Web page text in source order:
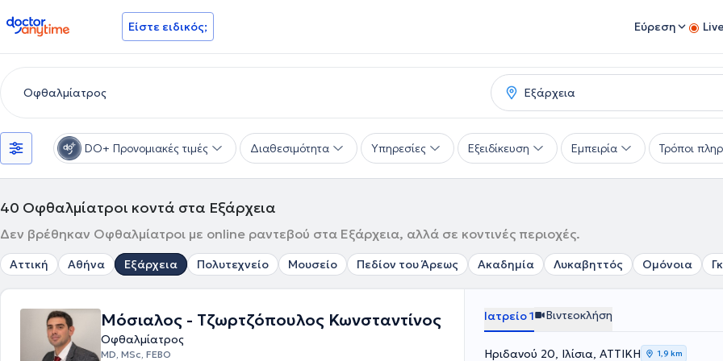
doctoranytime Είστε ειδικός; Εύρεση
DO+ Προνομιακές τιμές Διαθεσιμότητα Υπηρεσίες Εξειδίκευση Εμπειρία Τρόποι
40 Οφθαλμίατροι κοντά στα Εξάρχεια
Δεν βρέθηκαν Οφθαλμίατροι με online ραντεβού στα Εξάρχεια, αλλά σε κοντινές περιοχές.
Αττική Αθήνα Εξάρχεια Πολυτεχνείο Μουσείο Πεδίον του Άρεως Ακαδημία Λυκαβηττός Ομόνοια
Μόσιαλος - Τζωρτζόπουλος Κωνσταντίνος
Οφθαλμίατρος
MD, MSc, FEBO
Ιατρείο 1 Βιντεοκλήση
Ηριδανού 20, Ιλίσια, ΑΤΤΙΚΗ 1,9 km